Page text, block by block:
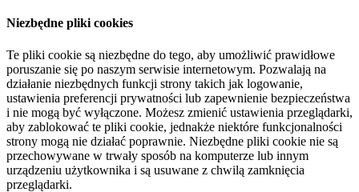
Niezbędne pliki cookies
Te pliki cookie są niezbędne do tego, aby umożliwić prawidłowe
poruszanie się po naszym serwisie internetowym. Pozwalają na
działanie niezbędnych funkcji strony takich jak logowanie,
ustawienia preferencji prywatności lub zapewnienie bezpieczeństwa
i nie mogą być wyłączone. Możesz zmienić ustawienia przeglądarki,
aby zablokować te pliki cookie, jednakże niektóre funkcjonalności
strony mogą nie działać poprawnie. Niezbędne pliki cookie nie są
przechowywane w trwały sposób na komputerze lub innym
urządzeniu użytkownika i są usuwane z chwilą zamknięcia
przeglądarki.